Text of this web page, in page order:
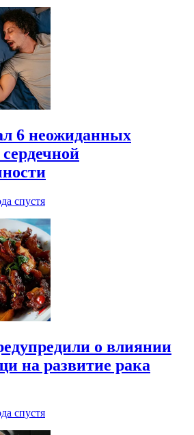
6 неожиданных
спустя
о влиянии
на развитие рака
спустя